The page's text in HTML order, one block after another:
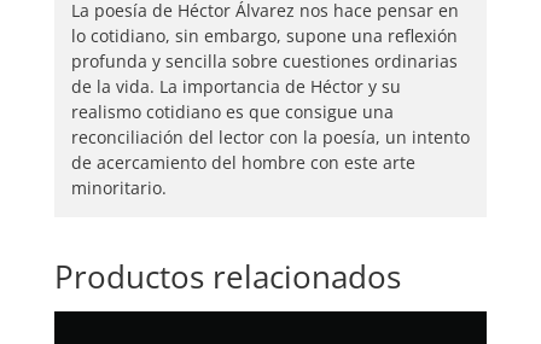
La poesía de Héctor Álvarez nos hace pensar en
lo cotidiano, sin embargo, supone una reflexión
profunda y sencilla sobre cuestiones ordinarias
de la vida. La importancia de Héctor y su
realismo cotidiano es que consigue una
reconciliación del lector con la poesía, un intento
de acercamiento del hombre con este arte
minoritario.
Productos relacionados